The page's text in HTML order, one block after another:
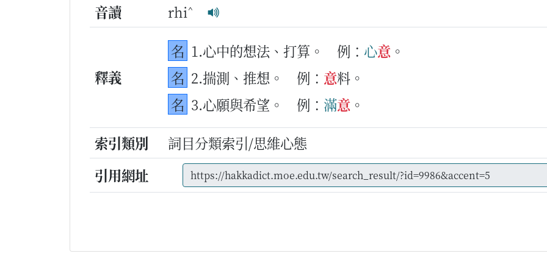
音讀 rhi^
釋義
名 1.心中的想法、打算。 例： 心意 。
名 2.揣測、推想。 例： 意料。
名 3.心願與希望。 例： 滿意 。
索引類別
詞目分類索引/思維心態
引用網址